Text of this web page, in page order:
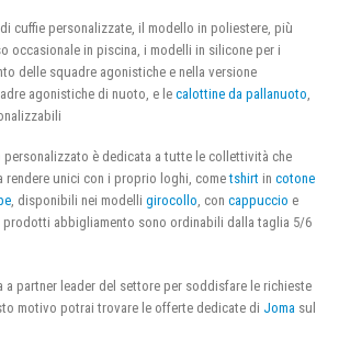
cuffie personalizzate, il modello in poliestere, più
occasionale in piscina, i modelli in silicone per i
delle squadre agonistiche e nella versione
agonistiche di nuoto, e le calottine da pallanuoto,
personalizzato è dedicata a tutte le collettività che
rendere unici con i proprio loghi, cometshirt in cotone
, disponibili nei modelli girocollo, con cappuccio e
prodotti abbigliamento sono ordinabili dalla taglia 5/6
a partner leader del settore per soddisfare le richieste
motivo potrai trovare le offerte dedicate di Joma sul